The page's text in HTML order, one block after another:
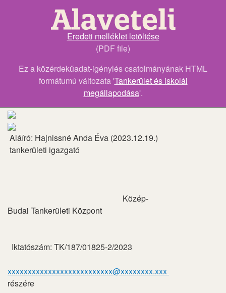
Eredeti melléklet letöltése
(PDF file)
Ez a közérdekűadat-igénylés csatolmányának HTML
formátumú változata 'Tankerület és iskolái
megállapodása'.
Aláíró: Hajnissné Anda Éva (2023.12.19.)
tankerületi igazgató
Közép-
Budai Tankerületi Központ
Iktatószám: TK/187/01825-2/2023
xxxxxxxxxxxxxxxxxxxxxxxxxx@xxxxxxxx.xxx
részére